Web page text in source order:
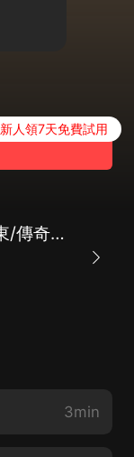
新人領7天免費試用
走出小西山/遼南闖關東/傳奇勵志/鄉土/歷史
3min